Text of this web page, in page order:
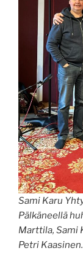
Sami Karu
Pälkäneellä
Marttila, Sami
Petri